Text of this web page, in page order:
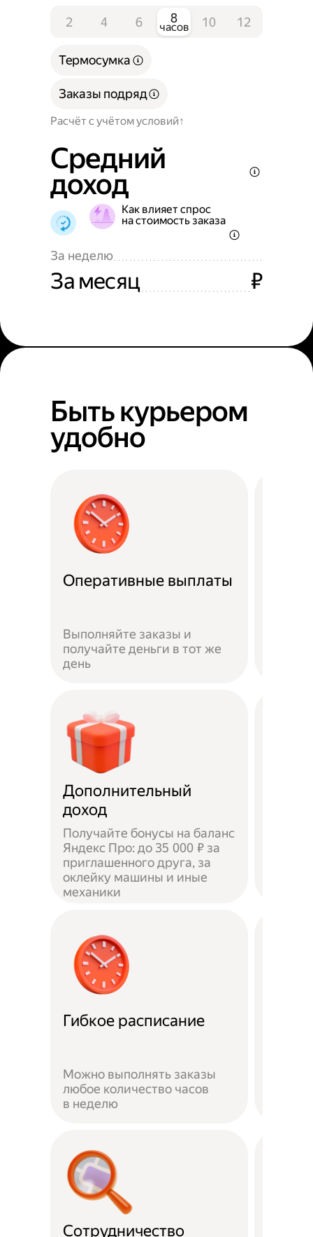
2 4 6 8
часов 10 12
Расчёт с учётом условий
Термосумка
Заказы подряд
Средний
доход
Как влияет спрос
на стоимость заказа
За неделю
За месяц ₽
Быть курьером
удобно
Оперативные выплаты
Выполняйте заказы и
получайте деньги в тот же
день
Дополнительный
доход
Получайте бонусы на баланс
Яндекс Про: до 35 000 ₽ за
приглашенного друга, за
оклейку машины и иные
механики
Гибкое расписание
Можно выполнять заказы
любое количество часов
в неделю
Сотрудничество